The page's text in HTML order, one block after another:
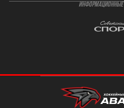
ИНФОРМАЦИОННЫЕ